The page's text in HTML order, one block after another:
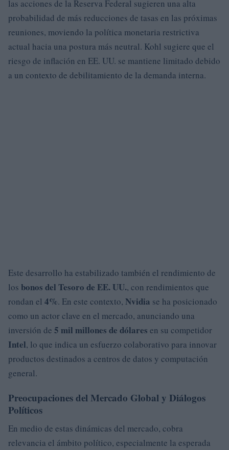
las acciones de la Reserva Federal sugieren una alta
probabilidad de más reducciones de tasas en las próximas
reuniones, moviendo la política monetaria restrictiva
actual hacia una postura más neutral. Kohl sugiere que el
riesgo de inflación en EE. UU. se mantiene limitado debido
a un contexto de debilitamiento de la demanda interna.
Este desarrollo ha estabilizado también el rendimiento de
los bonos del Tesoro de EE. UU., con rendimientos que
rondan el 4%. En este contexto, Nvidia se ha posicionado
como un actor clave en el mercado, anunciando una
inversión de 5 mil millones de dólares en su competidor
Intel, lo que indica un esfuerzo colaborativo para innovar
productos destinados a centros de datos y computación
general.
Preocupaciones del Mercado Global y Diálogos
Políticos
En medio de estas dinámicas del mercado, cobra
relevancia el ámbito político, especialmente la esperada